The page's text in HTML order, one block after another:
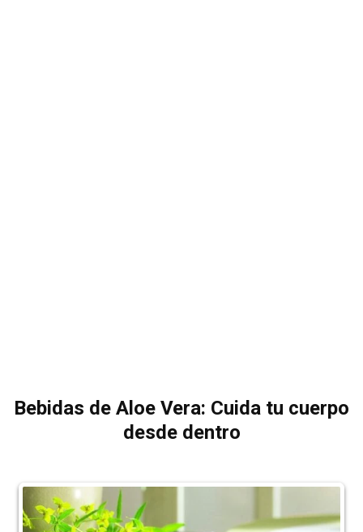
Bebidas de Aloe Vera: Cuida tu cuerpo
desde dentro